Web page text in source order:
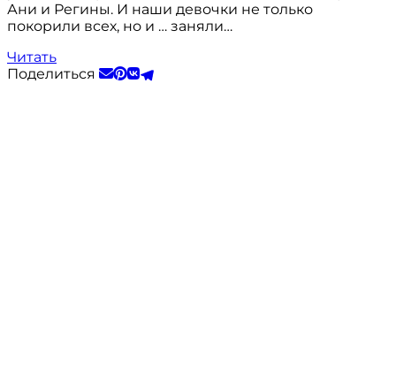
Ани и Регины. И наши девочки не только
покорили всех, но и … заняли…
Читать
Поделиться